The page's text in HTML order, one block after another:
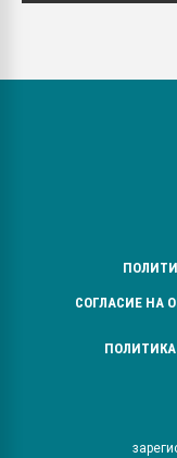
СОГЛАСИЕ НА
ПОЛИТИКА